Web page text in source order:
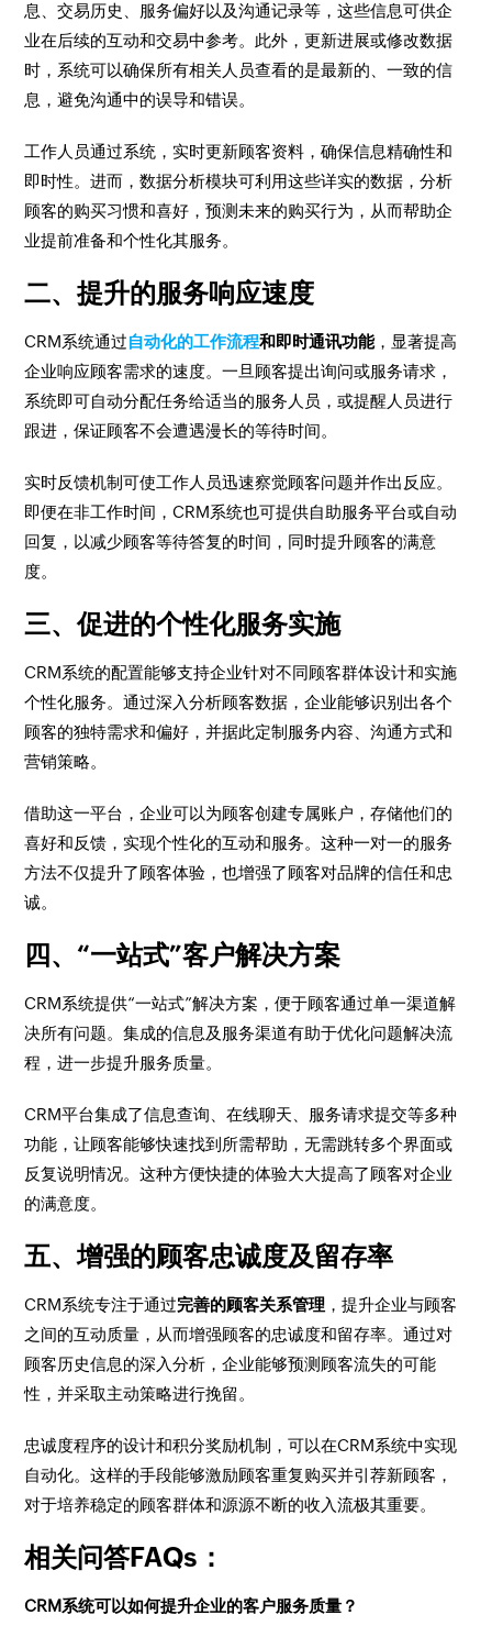
息、交易历史、服务偏好以及沟通记录等，这些信息可供企
业在后续的互动和交易中参考。此外，更新进展或修改数据
时，系统可以确保所有相关人员查看的是最新的、一致的信
息，避免沟通中的误导和错误。
工作人员通过系统，实时更新顾客资料，确保信息精确性和
即时性。进而，数据分析模块可利用这些详实的数据，分析
顾客的购买习惯和喜好，预测未来的购买行为，从而帮助企
业提前准备和个性化其服务。
二、提升的服务响应速度
CRM系统通过自动化的工作流程和即时通讯功能，显著提高
企业响应顾客需求的速度。一旦顾客提出询问或服务请求，
系统即可自动分配任务给适当的服务人员，或提醒人员进行
跟进，保证顾客不会遭遇漫长的等待时间。
实时反馈机制可使工作人员迅速察觉顾客问题并作出反应。
即便在非工作时间，CRM系统也可提供自助服务平台或自动
回复，以减少顾客等待答复的时间，同时提升顾客的满意
度。
三、促进的个性化服务实施
CRM系统的配置能够支持企业针对不同顾客群体设计和实施
个性化服务。通过深入分析顾客数据，企业能够识别出各个
顾客的独特需求和偏好，并据此定制服务内容、沟通方式和
营销策略。
借助这一平台，企业可以为顾客创建专属账户，存储他们的
喜好和反馈，实现个性化的互动和服务。这种一对一的服务
方法不仅提升了顾客体验，也增强了顾客对品牌的信任和忠
诚。
四、“一站式”客户解决方案
CRM系统提供“一站式”解决方案，便于顾客通过单一渠道解
决所有问题。集成的信息及服务渠道有助于优化问题解决流
程，进一步提升服务质量。
CRM平台集成了信息查询、在线聊天、服务请求提交等多种
功能，让顾客能够快速找到所需帮助，无需跳转多个界面或
反复说明情况。这种方便快捷的体验大大提高了顾客对企业
的满意度。
五、增强的顾客忠诚度及留存率
CRM系统专注于通过完善的顾客关系管理 ，提升企业与顾客
之间的互动质量，从而增强顾客的忠诚度和留存率。通过对
顾客历史信息的深入分析，企业能够预测顾客流失的可能
性，并采取主动策略进行挽留。
忠诚度程序的设计和积分奖励机制，可以在CRM系统中实现
自动化。这样的手段能够激励顾客重复购买并引荐新顾客，
对于培养稳定的顾客群体和源源不断的收入流极其重要。
相关问答FAQs：
CRM系统可以如何提升企业的客户服务质量？